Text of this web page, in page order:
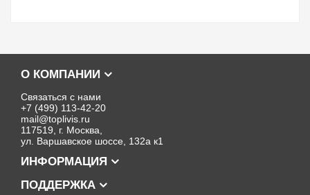
О КОМПАНИИ
Связаться с нами
+7 (499) 113-42-20
mail@toplivis.ru
117519, г. Москва,
ул. Варшавское шоссе, 132а к1
ИНФОРМАЦИЯ
ПОДДЕРЖКА